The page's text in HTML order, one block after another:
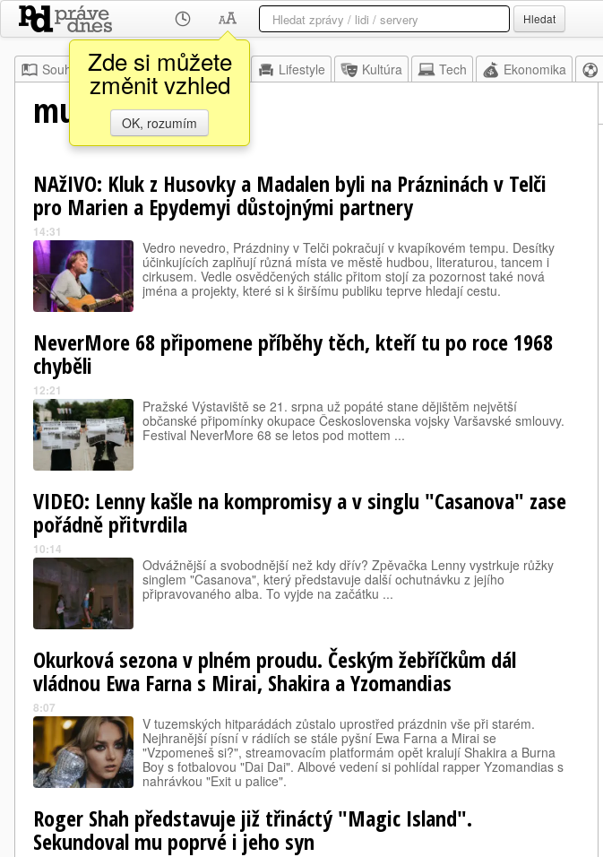
Zde si můžete
změnit vzhled
OK, rozumím
Hledat
Souhrn Moje Z domova Lifestyle Kultúra Tech Ekonomika
musicserver.cz
NAžIVO: Kluk z Husovky a Madalen byli na Prázninách v Telči
pro Marien a Epydemyi důstojnými partnery
14:31
Vedro nevedro, Prázdniny v Telči pokračují v kvapíkovém tempu. Desítky
účinkujících zaplňují různá místa ve městě hudbou, literaturou, tancem i
cirkusem. Vedle osvědčených stálic přitom stojí za pozornost také nová
jména a projekty, které si k širšímu publiku teprve hledají cestu.
NeverMore 68 připomene příběhy těch, kteří tu po roce 1968
chyběli
12:21
Pražské Výstaviště se 21. srpna už popáté stane dějištěm největší
občanské připomínky okupace Československa vojsky Varšavské smlouvy.
Festival NeverMore 68 se letos pod mottem ...
VIDEO: Lenny kašle na kompromisy a v singlu "Casanova" zase
pořádně přitvrdila
10:14
Odvážnější a svobodnější než kdy dřív? Zpěvačka Lenny vystrkuje růžky
singlem "Casanova", který představuje další ochutnávku z jejího
připravovaného alba. To vyjde na začátku ...
Okurková sezona v plném proudu. Českým žebříčkům dál
vládnou Ewa Farna s Mirai, Shakira a Yzomandias
8:07
V tuzemských hitparádách zůstalo uprostřed prázdnin vše při starém.
Nejhranější písní v rádiích se stále pyšní Ewa Farna a Mirai se
"Vzpomeneš si?", streamovacím platformám opět kralují Shakira a Burna
Boy s fotbalovou "Dai Dai". Albové vedení si pohlídal rapper Yzomandias s
nahrávkou "Exit u palice".
Roger Shah představuje již třináctý "Magic Island".
Sekundoval mu poprvé i jeho syn